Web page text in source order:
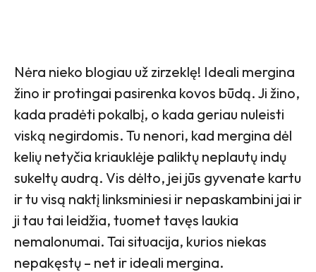
Nėra nieko blogiau už zirzeklę! Ideali mergina
žino ir protingai pasirenka kovos būdą. Ji žino,
kada pradėti pokalbį, o kada geriau nuleisti
viską negirdomis. Tu nenori, kad mergina dėl
kelių netyčia kriauklėje paliktų neplautų indų
sukeltų audrą. Vis dėlto, jei jūs gyvenate kartu
ir tu visą naktį linksminiesi ir nepaskambini jai ir
ji tau tai leidžia, tuomet tavęs laukia
nemalonumai. Tai situacija, kurios niekas
nepakęstų – net ir ideali mergina.